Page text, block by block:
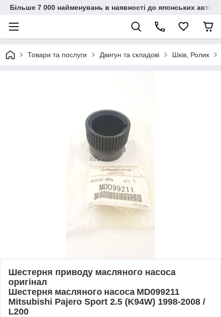
Більше 7 000 найменувань в наявності до японських
Товари та послуги Двигун та складові Шків, Ролик
Шестерня приводу масляного насоса
оригінал
Шестерня масляного насоса MD099211
Mitsubishi Pajero Sport 2.5 (K94W) 1998-2008 /
L200